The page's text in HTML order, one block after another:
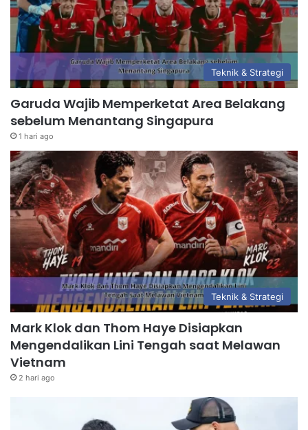
Teknik & Strategi
Garuda Wajib Memperketat Area Belakang
sebelum Menantang Singapura
1 hari ago
Teknik & Strategi
Mark Klok dan Thom Haye Disiapkan
Mengendalikan Lini Tengah saat Melawan
Vietnam
2 hari ago